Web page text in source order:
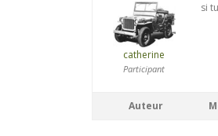
catherine
Participant
si
Auteur